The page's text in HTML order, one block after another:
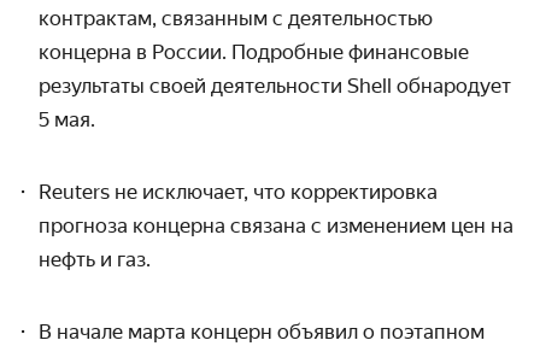
контрактам, связанным с деятельностью
концерна в России. Подробные финансовые
результаты своей деятельности Shell обнародует
5 мая.
Reuters не исключает, что корректировка
прогноза концерна связана с изменением цен на
нефть и газ.
В начале марта концерн объявил о поэтапном